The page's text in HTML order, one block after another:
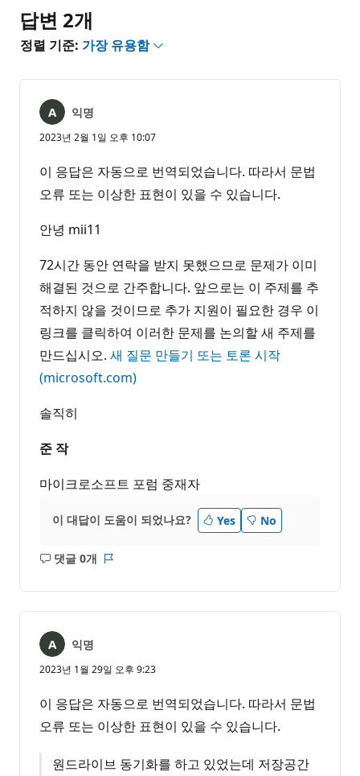
음
답변 2개
정렬 기준: 가장 유용함
익명
2023년 2월 1일 오후 10:07
이 응답은 자동으로 번역되었습니다. 따라서 문법
오류 또는 이상한 표현이 있을 수 있습니다.
안녕 mii11
72시간 동안 연락을 받지 못했으므로 문제가 이미
해결된 것으로 간주합니다. 앞으로는 이 주제를 추
적하지 않을 것이므로 추가 지원이 필요한 경우 이
링크를 클릭하여 이러한 문제를 논의할 새 주제를
만드십시오. 새 질문 만들기 또는 토론 시작
(microsoft.com)
솔직히
준 작
마이크로소프트 포럼 중재자
이 대답이 도움이 되었나요? Yes No
댓글 0개
설
음
익명
2023년 1월 29일 오후 9:23
이 응답은 자동으로 번역되었습니다. 따라서 문법
오류 또는 이상한 표현이 있을 수 있습니다.
원드라이브 동기화를 하고 있었는데 저장공간